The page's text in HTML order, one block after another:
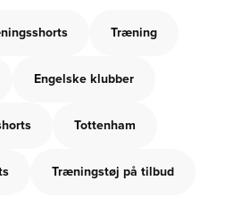
Træning
Engelske klubber
Tottenham
Træningstøj på tilbud